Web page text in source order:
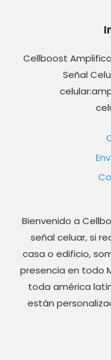
Cellboost
Señal
Bienvenido a
señal celuar, si
casa o edificio,
presencia en todo
toda américa
están